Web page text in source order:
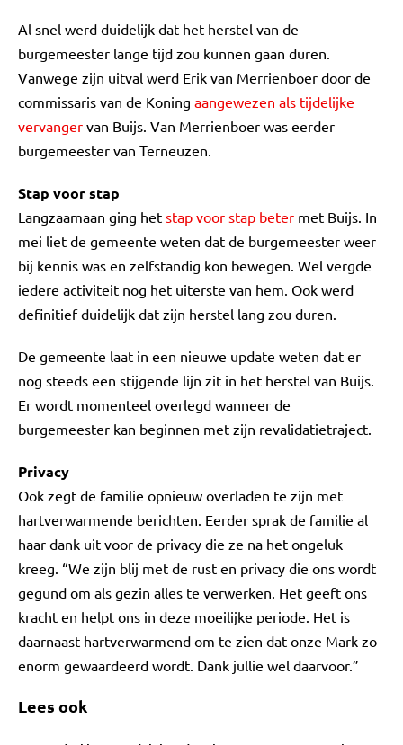
Al snel werd duidelijk dat het herstel van de
burgemeester lange tijd zou kunnen gaan duren.
Vanwege zijn uitval werd Erik van Merrienboer door de
commissaris van de Koning aangewezen als tijdelijke
vervanger van Buijs. Van Merrienboer was eerder
burgemeester van Terneuzen.
Stap voor stap
Langzaamaan ging het stap voor stap beter met Buijs. In
mei liet de gemeente weten dat de burgemeester weer
bij kennis was en zelfstandig kon bewegen. Wel vergde
iedere activiteit nog het uiterste van hem. Ook werd
definitief duidelijk dat zijn herstel lang zou duren.
De gemeente laat in een nieuwe update weten dat er
nog steeds een stijgende lijn zit in het herstel van Buijs.
Er wordt momenteel overlegd wanneer de
burgemeester kan beginnen met zijn revalidatietraject.
Privacy
Ook zegt de familie opnieuw overladen te zijn met
hartverwarmende berichten. Eerder sprak de familie al
haar dank uit voor de privacy die ze na het ongeluk
kreeg. “We zijn blij met de rust en privacy die ons wordt
gegund om als gezin alles te verwerken. Het geeft ons
kracht en helpt ons in deze moeilijke periode. Het is
daarnaast hartverwarmend om te zien dat onze Mark zo
enorm gewaardeerd wordt. Dank jullie wel daarvoor.”
Lees ook